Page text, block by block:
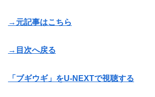
→元記事はこちら
→目次へ戻る
「ブギウギ」をU-NEXTで視聴する